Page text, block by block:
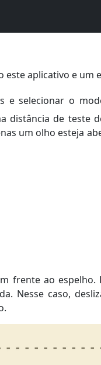
este aplicativo e um
e selecionar o
distância de teste
um olho esteja
frente ao
Nesse caso,